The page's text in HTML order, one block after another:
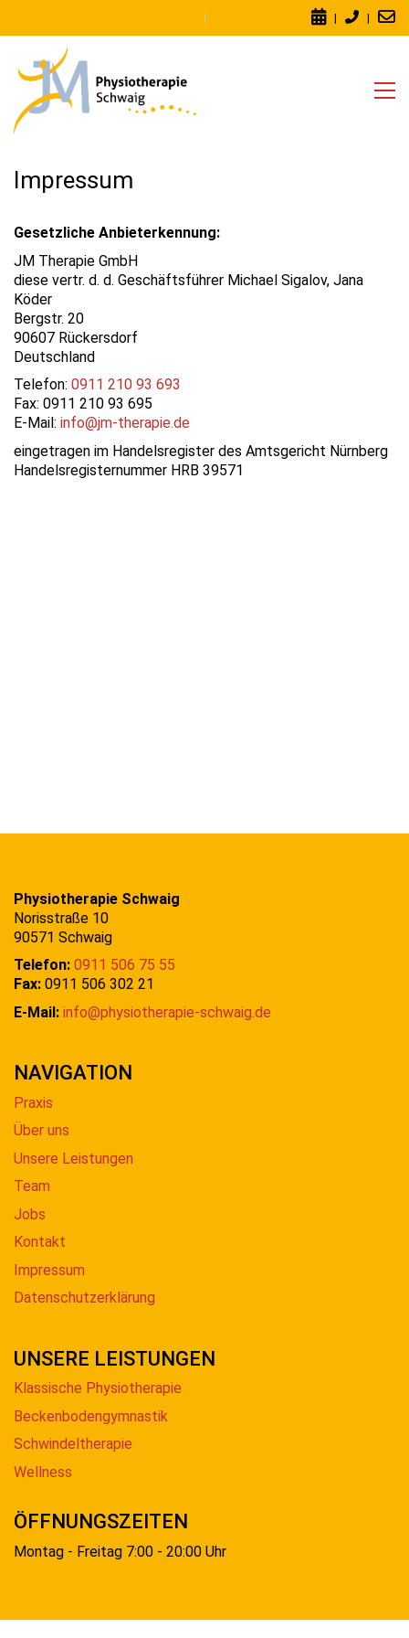
| |
Impressum
Gesetzliche Anbieterkennung:
JM Therapie GmbH
diese vertr. d. d. Geschäftsführer Michael Sigalov, Jana
Köder
Bergstr. 20
90607 Rückersdorf
Deutschland
Telefon: 0911 210 93 693
Fax: 0911 210 93 695
E-Mail: info@jm-therapie.de
eingetragen im Handelsregister des Amtsgericht Nürnberg
Handelsregisternummer HRB 39571
Physiotherapie Schwaig
Norisstraße 10
90571 Schwaig
Telefon: 0911 506 75 55
Fax: 0911 506 302 21
E-Mail: info@physiotherapie-schwaig.de
NAVIGATION
Praxis
Über uns
Unsere Leistungen
Team
Jobs
Kontakt
Impressum
Datenschutzerklärung
UNSERE LEISTUNGEN
Klassische Physiotherapie
Beckenbodengymnastik
Schwindeltherapie
Wellness
ÖFFNUNGSZEITEN
Montag - Freitag 7:00 - 20:00 Uhr